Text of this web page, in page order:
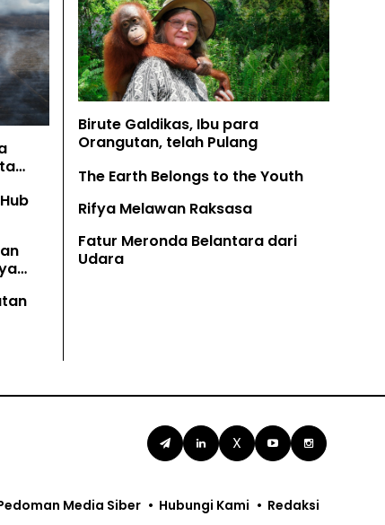
Birute Galdikas, Ibu para
Orangutan, telah Pulang
The Earth Belongs to the Youth
Rifya Melawan Raksasa
Fatur Meronda Belantara dari
Udara
X
Media Siber Hubungi Kami Redaksi